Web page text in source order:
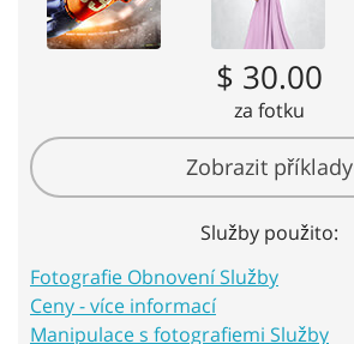
$ 30.00
za fotku
Zobrazit příklady
Služby použito:
Fotografie Obnovení Služby
Ceny - více informací
Manipulace s fotografiemi Služby